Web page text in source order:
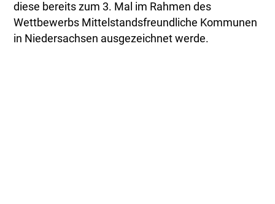
diese bereits zum 3. Mal im Rahmen des
Wettbewerbs Mittelstandsfreundliche Kommunen
in Niedersachsen ausgezeichnet werde.